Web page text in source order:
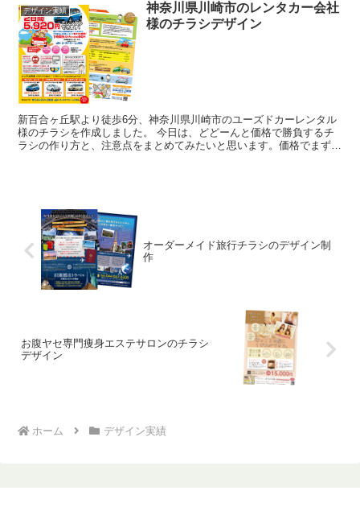
デザイン実績
神奈川県川崎市のレンタカー会社
様のチラシデザイン
新百合ヶ丘駅より徒歩6分、神奈川県川崎市のユーズドカーレンタル
様のチラシを作成しました。 今日は、どどーんと価格で勝負するチ
ラシの作り方と、注意点をまとめてみたいと思います。価格でまず興
オーダーメイド旅行チラシのデザイン制
作
お腹ヤセ専門痩身エステサロンのチラシ
デザイン
ホーム デザイン実績